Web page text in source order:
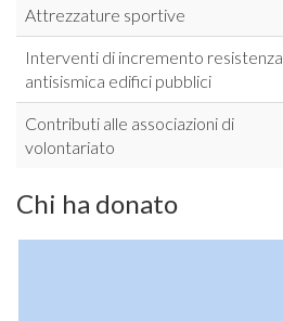
Attrezzature sportive
Interventi di incremento resistenza
antisismica edifici pubblici
Contributi alle associazioni di
volontariato
Chi ha donato